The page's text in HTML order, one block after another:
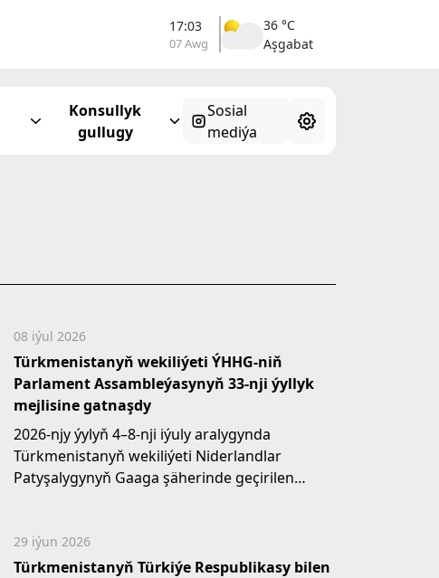
17:03
07 Awg
36 °C
Aşgabat
Konsullyk
gullugy
Sosial
mediýa
08 iýul 2026
Türkmenistanyň wekiliýeti ÝHHG-niň
Parlament Assambleýasynyň 33-nji ýyllyk
mejlisine gatnaşdy
2026-njy ýylyň 4–8-nji iýuly aralygynda
Türkmenistanyň wekiliýeti Niderlandlar
Patyşalygynyň Gaaga şäherinde geçirilen
29 iýun 2026
Türkmenistanyň Türkiýe Respublikasy bilen